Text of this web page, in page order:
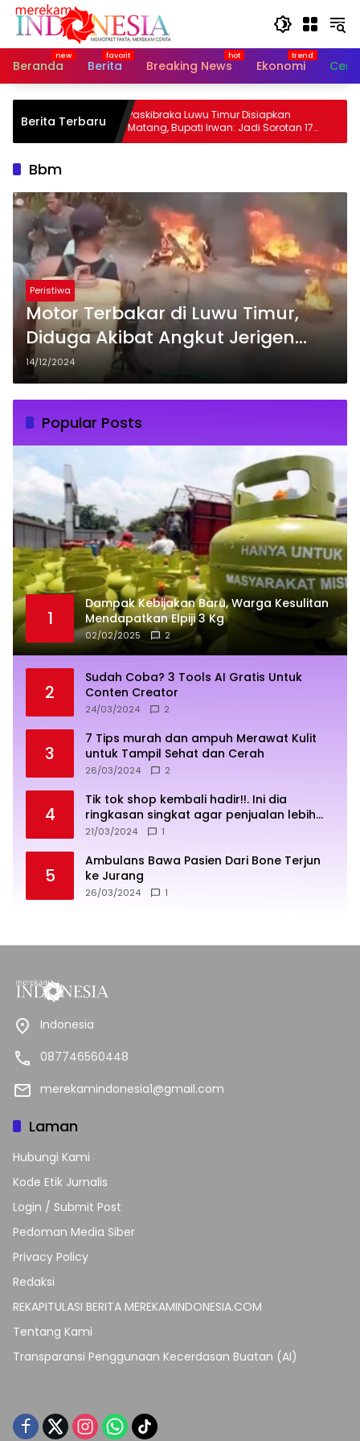
Langsung
Beranda
Berita Breaking News Ekonomi
Berita Terbaru Paskibraka Luwu Timur Disiapkan
Matang, Bupati Irwan: Jadi Sorotan 17
Agustus
Bbm
Peristiwa
Motor Terbakar di Luwu Timur,
Diduga Akibat Angkut Jerigen
Berisi BBM
14/12/2024
Popular Posts
1
Dampak Kebijakan Baru, Warga Kesulitan
Mendapatkan Elpiji 3 Kg
02/02/2025 2
2
Sudah Coba? 3 Tools AI Gratis Untuk
Conten Creator
24/03/2024 2
3
7 Tips murah dan ampuh Merawat Kulit
untuk Tampil Sehat dan Cerah
26/03/2024 2
4
Tik tok shop kembali hadir!!. Ini dia
ringkasan singkat agar penjualan lebih
sukses
21/03/2024 1
5
Ambulans Bawa Pasien Dari Bone Terjun
ke Jurang
26/03/2024 1
Indonesia
087746560448
merekamindonesia1@gmail.com
Laman
Hubungi Kami
Kode Etik Jurnalis
Login / Submit Post
Pedoman Media Siber
Privacy Policy
Redaksi
REKAPITULASI BERITA MEREKAMINDONESIA.COM
Tentang Kami
Transparansi Penggunaan Kecerdasan Buatan (AI)